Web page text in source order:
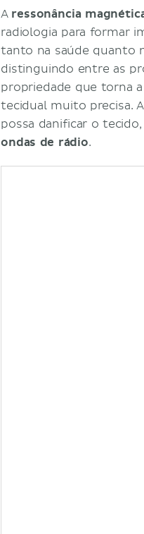
Referências
A ressonância
radiologia para formar
tanto na saúde quanto
distinguindo entre as
propriedade que torna
tecidual muito precisa.
possa danificar o
ondas de rádio.